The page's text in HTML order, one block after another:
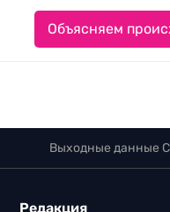
Объясняем
Выходные данные
Редакция